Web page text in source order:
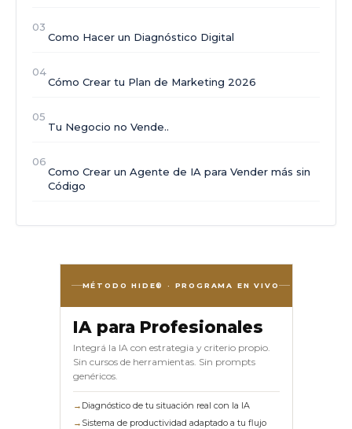
03
Como Hacer un Diagnóstico Digital
04
Cómo Crear tu Plan de Marketing 2026
05
Tu Negocio no Vende..
06
Como Crear un Agente de IA para Vender más sin
Código
MÉTODO HIDE® · PROGRAMA EN VIVO
IA para Profesionales
Integrá la IA con estrategia y criterio propio.
Sin cursos de herramientas. Sin prompts
genéricos.
→ Diagnóstico de tu situación real con la IA
→ Sistema de productividad adaptado a tu flujo